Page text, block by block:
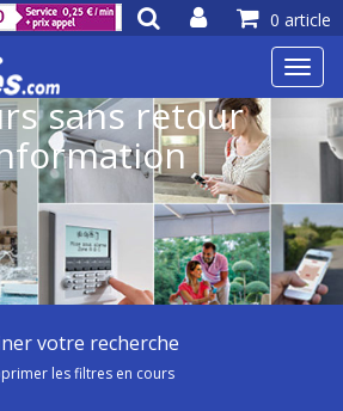
0 article
sans retour
votre recherche
les filtres en cours